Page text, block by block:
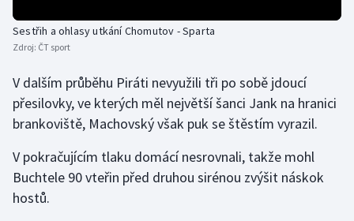
Olympijské hry
Plavání
Ragby
Sestřih a ohlasy utkání Chomutov - Sparta
Zdroj: ČT sport
V dalším průběhu Piráti nevyužili tři po sobě jdoucí
přesilovky, ve kterých měl největší šanci Jank na hranici
brankoviště, Machovský však puk se štěstím vyrazil.
V pokračujícím tlaku domácí nesrovnali, takže mohl
Buchtele 90 vteřin před druhou sirénou zvýšit náskok
hostů.